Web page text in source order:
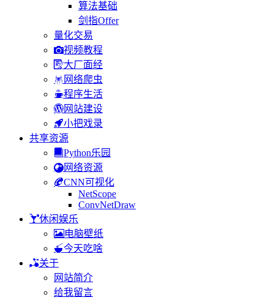
算法基础
剑指Offer
量化交易
视频教程
大厂面经
网络爬虫
程序生活
网站建设
小把戏录
共享资源
Python乐园
网络资源
CNN可视化
NetScope
ConvNetDraw
休闲娱乐
电脑壁纸
今天吃啥
关于
网站简介
给我留言